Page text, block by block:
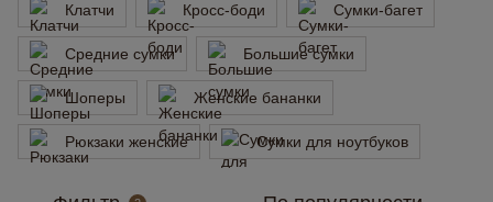
Клатчи Кросс-боди Сумки-багет
Средние сумки Большие сумки
Шоперы Женские бананки
Рюкзаки женские Сумки для ноутбуков